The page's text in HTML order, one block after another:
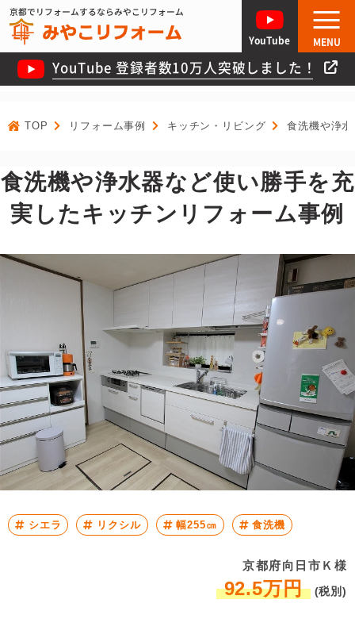
京都でリフォームするならみやこリフォーム
YouTube 登録者数10万人突破しました！
YouTube MENU
TOP リフォーム事例 キッチン・リビング 食洗機や浄
食洗機や浄水器など使い勝手を充
実したキッチンリフォーム事例
シエラ リクシル 幅255㎝ 食洗機
京都府向日市Ｋ様
92.5万円 (税別)